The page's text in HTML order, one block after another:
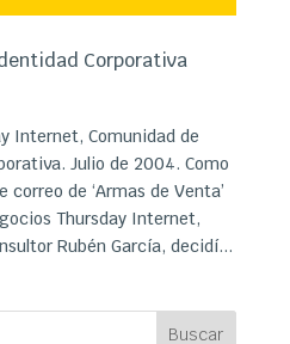
Corporativa
Internet, Comunidad de
Julio de 2004. Como
de ‘Armas de Venta’
Thursday Internet,
Rubén García, decidí...